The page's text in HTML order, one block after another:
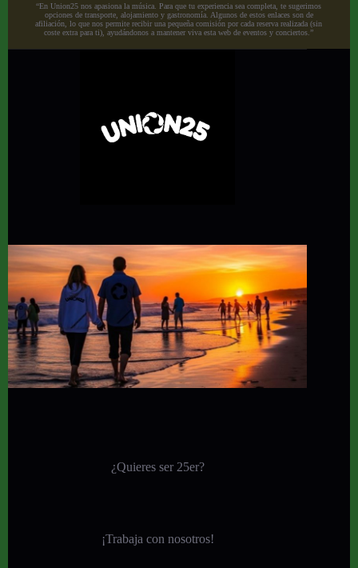
“En Union25 nos apasiona la música. Para que tu experiencia sea completa, te sugerimos
opciones de transporte, alojamiento y gastronomía. Algunos de estos enlaces son de
afiliación, lo que nos permite recibir una pequeña comisión por cada reserva realizada (sin
coste extra para ti), ayudándonos a mantener viva esta web de eventos y conciertos.”
¿Quieres ser 25er?
¡Trabaja con nosotros!